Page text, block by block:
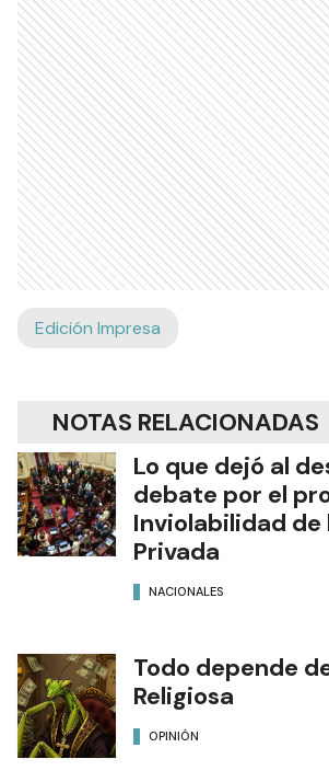
Edición Impresa
NOTAS RELACIONADAS
Lo que dejó al
debate por el
Inviolabilidad de
Privada
NACIONALES
Todo depende
Religiosa
OPINIÓN